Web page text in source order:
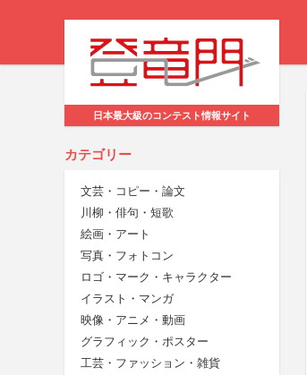
日本最大級のコンテスト情報サイト
カテゴリー
文芸・コピー・論文
川柳・俳句・短歌
絵画・アート
写真・フォトコン
ロゴ・マーク・キャラクター
イラスト・マンガ
映像・アニメ・動画
グラフィック・ポスター
工芸・ファッション・雑貨